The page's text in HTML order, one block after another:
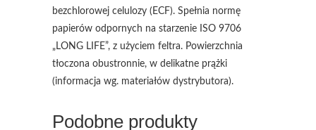
bezchlorowej celulozy (ECF). Spełnia normę
papierów odpornych na starzenie ISO 9706
„LONG LIFE”, z użyciem feltra. Powierzchnia
tłoczona obustronnie, w delikatne prążki
(informacja wg. materiałów dystrybutora).
Podobne produkty